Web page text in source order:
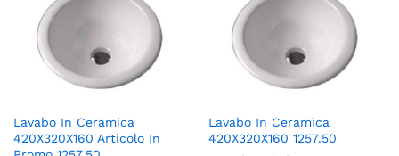
Lavabo In Ceramica
420X320X160 Articolo In
Lavabo In Ceramica
420X320X160 1257.50